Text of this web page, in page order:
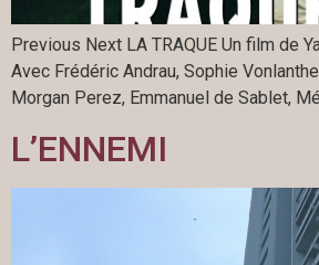
Previous Next LA TRAQUE Un film de
Avec Frédéric Andrau, Sophie
Morgan Perez, Emmanuel de Sablet,
L’ENNEMI